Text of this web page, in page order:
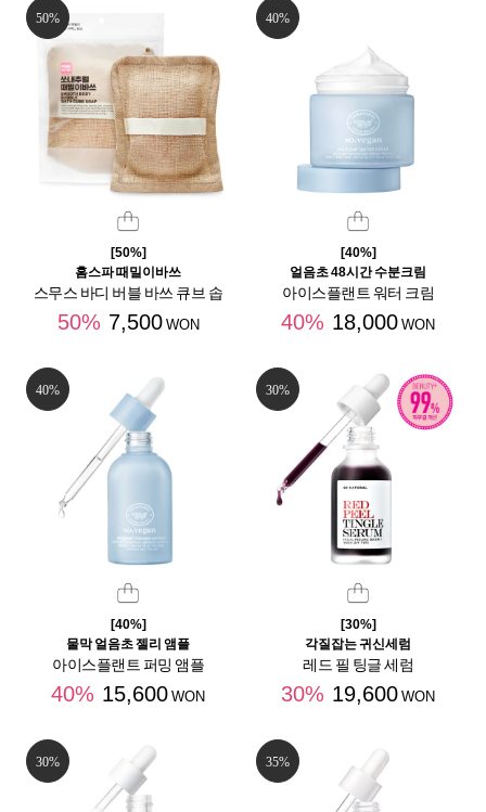
50%
[50%]
홈스파 때밀이바쓰
스무스 바디 버블 바쓰 큐브 솝
50% 7,500 WON
40%
[40%]
얼음초 48시간 수분크림
아이스플랜트 워터 크림
40% 18,000 WON
40%
[40%]
물막 얼음초 젤리 앰플
아이스플랜트 퍼밍 앰플
40% 15,600 WON
30%
[30%]
각질잡는 귀신세럼
레드 필 팅글 세럼
30% 19,600 WON
30% 35%